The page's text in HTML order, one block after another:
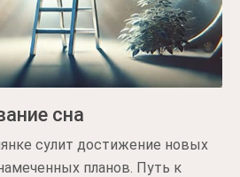
сна
сулит достижение новых
планов. Путь к